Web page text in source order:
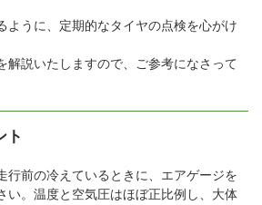
ように、定期的なタイヤの点検を心がけ
解説いたしますので、ご参考になさって
ト
行前の冷えているときに、エアゲージを
い。温度と空気圧はほぼ正比例し、大体